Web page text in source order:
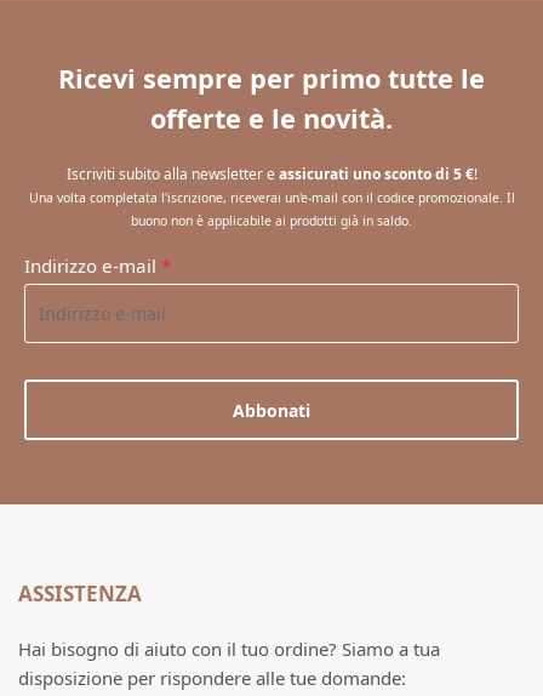
Ricevi sempre per primo tutte le
offerte e le novità.
Iscriviti subito alla newsletter e assicurati uno sconto di 5 €!
Una volta completata l'iscrizione, riceverai un'e-mail con il codice promozionale. Il
buono non è applicabile ai prodotti già in saldo.
Indirizzo e-mail *
Abbonati
ASSISTENZA
Hai bisogno di aiuto con il tuo ordine? Siamo a tua
disposizione per rispondere alle tue domande: